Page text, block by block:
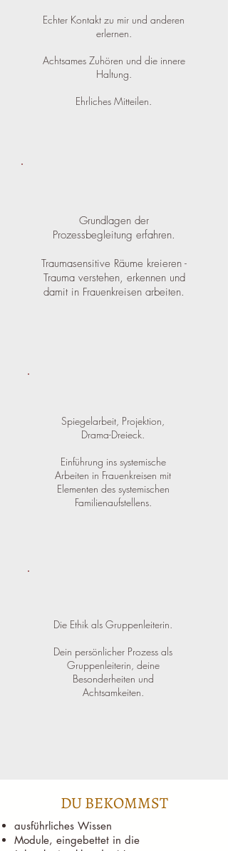
Echter Kontakt zu mir und anderen
erlernen.
Achtsames Zuhören und die innere
Haltung.
Ehrliches Mitteilen.
Grundlagen der
Prozessbegleitung erfahren.
Traumasensitive Räume kreieren -
Trauma verstehen, erkennen und
damit in Frauenkreisen arbeiten.
Spiegelarbeit, Projektion,
Drama-Dreieck.
Einführung ins systemische
Arbeiten in Frauenkreisen mit
Elementen des systemischen
Familienaufstellens.
Die Ethik als Gruppenleiterin.
Dein persönlicher Prozess als
Gruppenleiterin, deine
Besonderheiten und
Achtsamkeiten.
DU BEKOMMST
ausführliches Wissen
Module, eingebettet in die